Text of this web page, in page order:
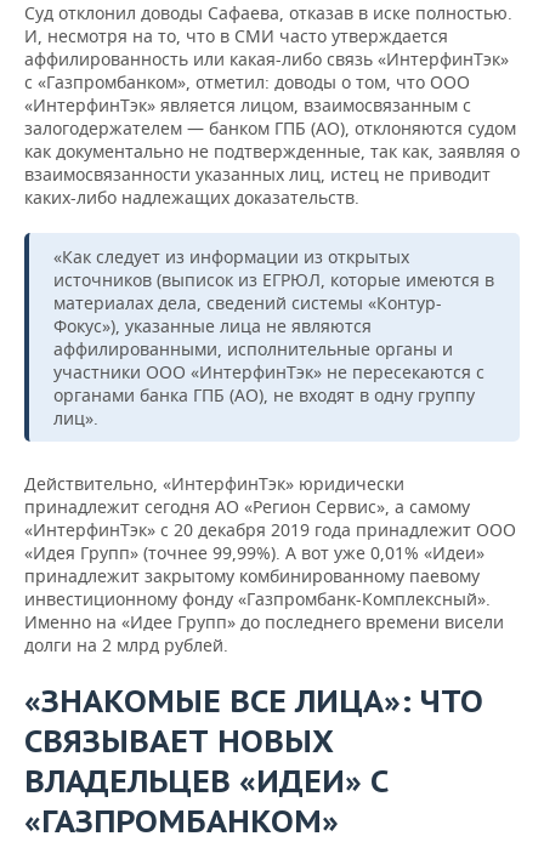
Суд отклонил доводы Сафаева, отказав в иске полностью.
И, несмотря на то, что в СМИ часто утверждается
аффилированность или какая-либо связь «ИнтерфинТэк»
с «Газпромбанком», отметил: доводы о том, что ООО
«ИнтерфинТэк» является лицом, взаимосвязанным с
залогодержателем — банком ГПБ (АО), отклоняются судом
как документально не подтвержденные, так как, заявляя о
взаимосвязанности указанных лиц, истец не приводит
каких-либо надлежащих доказательств.
«Как следует из информации из открытых
источников (выписок из ЕГРЮЛ, которые имеются в
материалах дела, сведений системы «Контур-
Фокус»), указанные лица не являются
аффилированными, исполнительные органы и
участники ООО «ИнтерфинТэк» не пересекаются с
органами банка ГПБ (АО), не входят в одну группу
лиц».
Действительно, «ИнтерфинТэк» юридически
принадлежит сегодня АО «Регион Сервис», а самому
«ИнтерфинТэк» с 20 декабря 2019 года принадлежит ООО
«Идея Групп» (точнее 99,99%). А вот уже 0,01% «Идеи»
принадлежит закрытому комбинированному паевому
инвестиционному фонду «Газпромбанк-Комплексный».
Именно на «Идее Групп» до последнего времени висели
долги на 2 млрд рублей.
«ЗНАКОМЫЕ ВСЕ ЛИЦА»: ЧТО
СВЯЗЫВАЕТ НОВЫХ
ВЛАДЕЛЬЦЕВ «ИДЕИ» С
«ГАЗПРОМБАНКОМ»